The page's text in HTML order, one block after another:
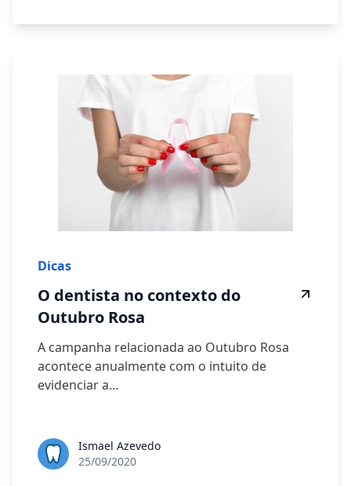
Dicas
O dentista no contexto do
Outubro Rosa
A campanha relacionada ao Outubro Rosa
acontece anualmente com o intuito de
evidenciar a…
Ismael Azevedo
25/09/2020